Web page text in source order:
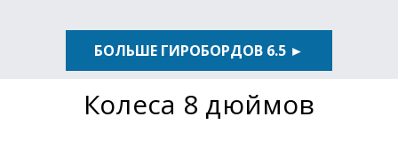
БОЛЬШЕ ГИРОБОРДОВ 6.5 ►
Колеса 8 дюймов